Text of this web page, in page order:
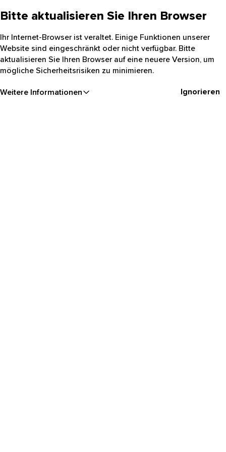
Bitte aktualisieren Sie Ihren Browser
Ihr Internet-Browser ist veraltet. Einige Funktionen unserer
Website sind eingeschränkt oder nicht verfügbar. Bitte
aktualisieren Sie Ihren Browser auf eine neuere Version, um
mögliche Sicherheitsrisiken zu minimieren.
Weitere Informationen Ignorieren